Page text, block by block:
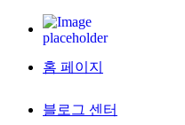
홈 페이지
블로그 센터